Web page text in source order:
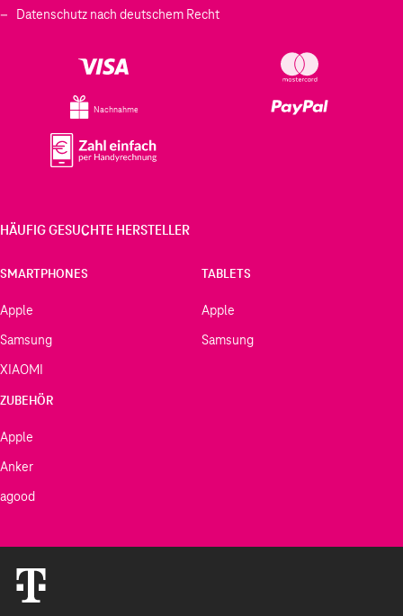
Datenschutz nach deutschem Recht
Nachnahme
HÄUFIG GESUCHTE HERSTELLER
SMARTPHONES
Apple
Samsung
XIAOMI
TABLETS
Apple
Samsung
ZUBEHÖR
Apple
Anker
agood